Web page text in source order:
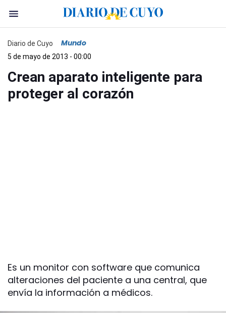
Diario de Cuyo Mundo
5 de mayo de 2013 - 00:00
Crean aparato inteligente para
proteger al corazón
Es un monitor con software que comunica
alteraciones del paciente a una central, que
envía la información a médicos.